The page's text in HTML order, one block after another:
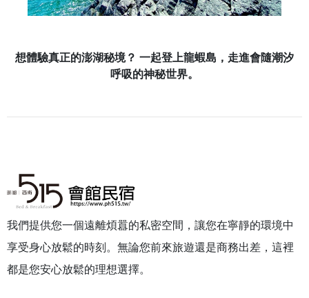
想體驗真正的澎湖秘境？ 一起登上龍蝦島，走進會隨潮汐
呼吸的神秘世界。
我們提供您一個遠離煩囂的私密空間，讓您在寧靜的環境中
享受身心放鬆的時刻。無論您前來旅遊還是商務出差，這裡
都是您安心放鬆的理想選擇。